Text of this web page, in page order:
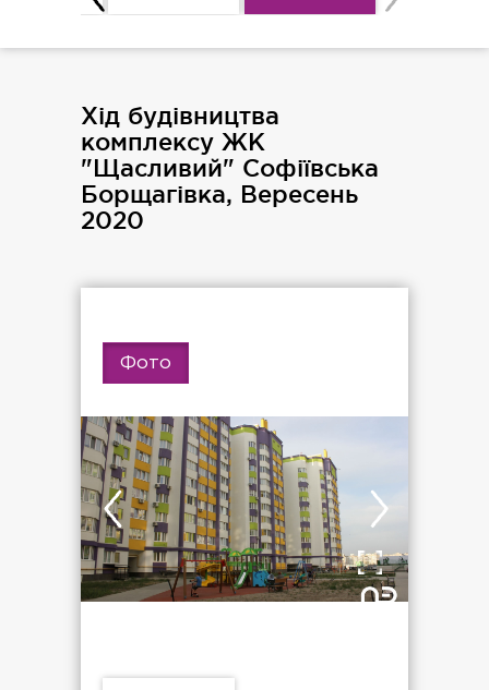
Хід будівництва
комплексу ЖК
"Щасливий" Софіївська
Борщагівка, Вересень
2020
Фото